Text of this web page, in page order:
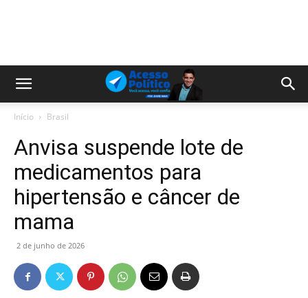
Início Brasil
Anvisa suspende lote de
medicamentos para
hipertensão e câncer de
mama
2 de junho de 2026